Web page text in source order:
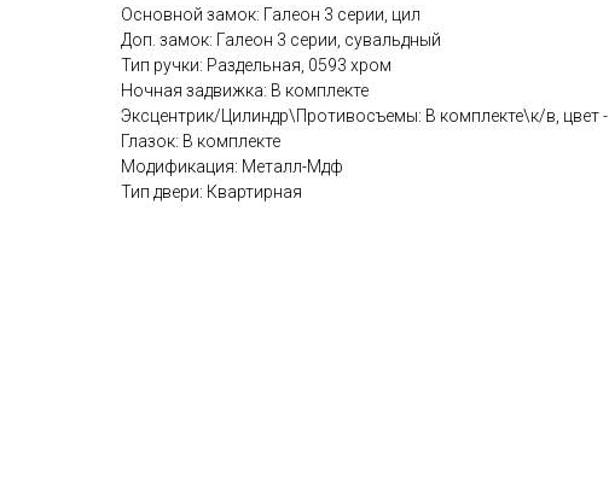
Основной замок: Галеон 3 серии, цил
Доп. замок: Галеон 3 серии, сувальдный
Тип ручки: Раздельная, 0593 хром
Ночная задвижка: В комплекте
Эксцентрик/Цилиндр\Противосъемы: В комплекте\к/в, цвет
Глазок: В комплекте
Модификация: Металл-Мдф
Тип двери: Квартирная